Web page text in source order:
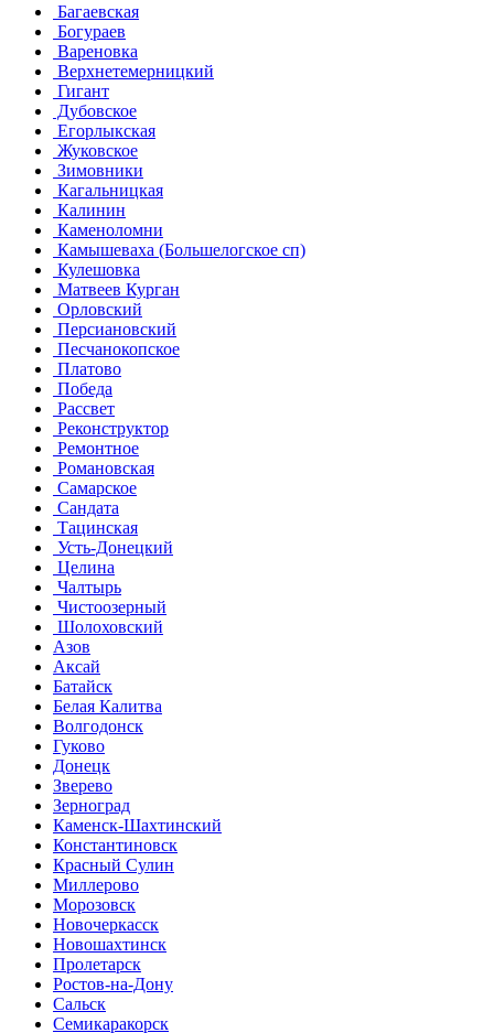
Багаевская
Богураев
Вареновка
Верхнетемерницкий
Гигант
Дубовское
Егорлыкская
Жуковское
Зимовники
Кагальницкая
Калинин
Каменоломни
Камышеваха (Большелогское сп)
Кулешовка
Матвеев Курган
Орловский
Персиановский
Песчанокопское
Платово
Победа
Рассвет
Реконструктор
Ремонтное
Романовская
Самарское
Сандата
Тацинская
Усть-Донецкий
Целина
Чалтырь
Чистоозерный
Шолоховский
Азов
Аксай
Батайск
Белая Калитва
Волгодонск
Гуково
Донецк
Зверево
Зерноград
Каменск-Шахтинский
Константиновск
Красный Сулин
Миллерово
Морозовск
Новочеркасск
Новошахтинск
Пролетарск
Ростов-на-Дону
Сальск
Семикаракорск